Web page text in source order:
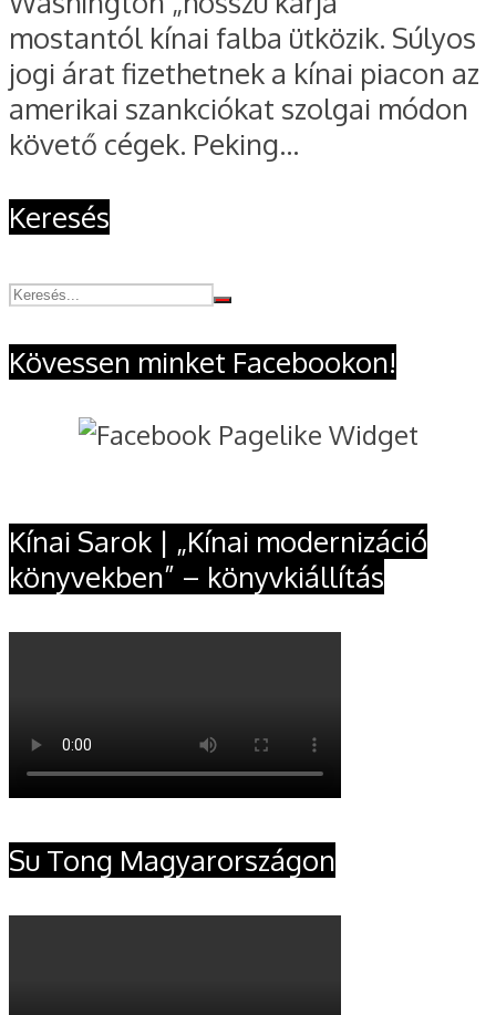
mostantól kínai falba ütközik. Súlyos
jogi árat fizethetnek a kínai piacon az
amerikai szankciókat szolgai módon
követő cégek. Peking...
Keresés
Kövessen minket Facebookon!
Kínai Sarok | „Kínai modernizáció
könyvekben” – könyvkiállítás
Su Tong Magyarországon